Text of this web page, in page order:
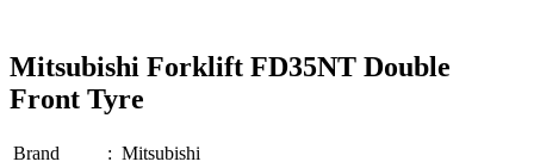
Mitsubishi Forklift FD35NT Double
Front Tyre
Brand : Mitsubishi